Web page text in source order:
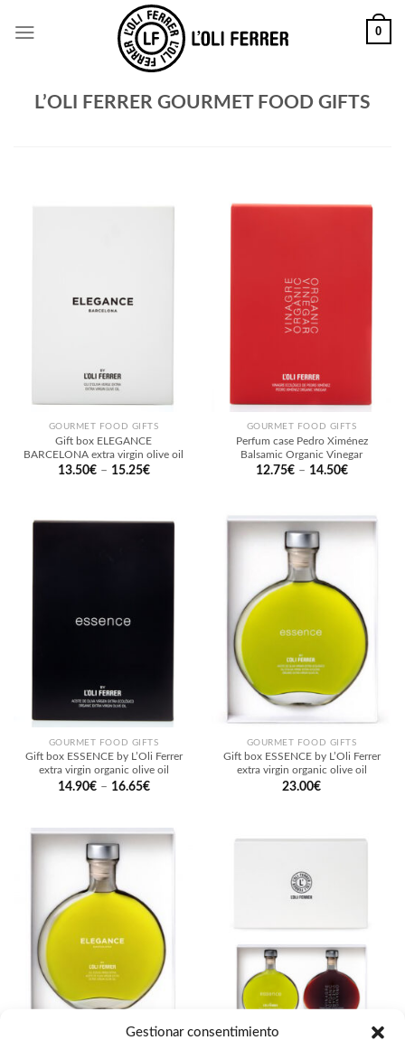
Gestionar consentimiento
0
L’OLI FERRER GOURMET FOOD GIFTS
GOURMET FOOD GIFTS
Gift box ELEGANCE
BARCELONA extra virgin olive oil
13.50€ – 15.25€
GOURMET FOOD GIFTS
Perfum case Pedro Ximénez
Balsamic Organic Vinegar
12.75€ – 14.50€
GOURMET FOOD GIFTS
Gift box ESSENCE by L’Oli Ferrer
extra virgin organic olive oil
14.90€ – 16.65€
GOURMET FOOD GIFTS
Gift box ESSENCE by L’Oli Ferrer
extra virgin organic olive oil
23.00€